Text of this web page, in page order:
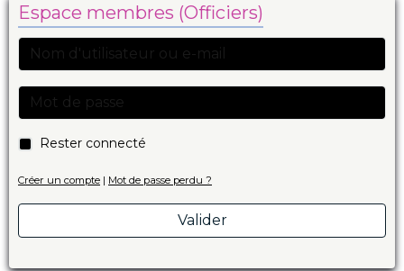
Espace membres (Officiers)
Rester connecté
Créer un compte | Mot de passe perdu ?
Valider